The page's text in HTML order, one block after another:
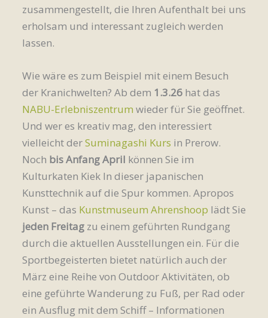
zusammengestellt, die Ihren Aufenthalt bei uns
erholsam und interessant zugleich werden
lassen.
Wie wäre es zum Beispiel mit einem Besuch
der Kranichwelten? Ab dem 1.3.26 hat das
NABU-Erlebniszentrum wieder für Sie geöffnet.
Und wer es kreativ mag, den interessiert
vielleicht derSuminagashi Kurs in Prerow.
Noch bis Anfang April können Sie im
Kulturkaten Kiek In dieser japanischen
Kunsttechnik auf die Spur kommen. Apropos
Kunst – das Kunstmuseum Ahrenshoop lädt Sie
jeden Freitag zu einem geführten Rundgang
durch die aktuellen Ausstellungen ein. Für die
Sportbegeisterten bietet natürlich auch der
März eine Reihe von Outdoor Aktivitäten, ob
eine geführte Wanderung zu Fuß, per Rad oder
ein Ausflug mit dem Schiff – Informationen